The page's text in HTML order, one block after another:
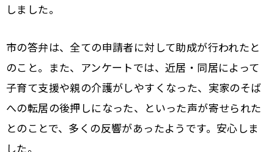
しました。
市の答弁は、全ての申請者に対して助成が行われたと
のこと。また、アンケートでは、近居・同居によって
子育て支援や親の介護がしやすくなった、実家のそば
への転居の後押しになった、といった声が寄せられた
とのことで、多くの反響があったようです。安心しま
した。